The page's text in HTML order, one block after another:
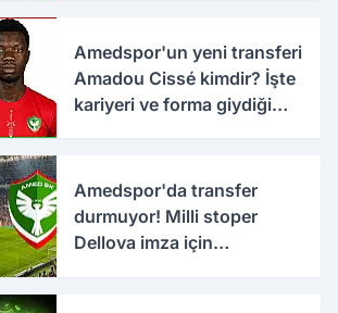
Amedspor'un yeni transferi
Amadou Cissé kimdir? İşte
kariyeri ve forma giydiği
Amedspor'da transfer
durmuyor! Milli stoper
Dellova imza için